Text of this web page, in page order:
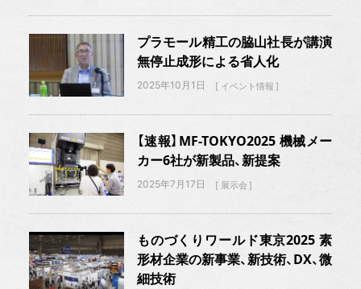
プラモール精工の脇山社長が講演
無停止成形による省人化
2025年10月1日 イベント情報
【速報】MF-TOKYO2025 機械メー
カー6社が新製品、新提案
2025年7月17日 展示会
ものづくりワールド東京2025 素
形材企業の新事業、新技術、DX、微
細技術